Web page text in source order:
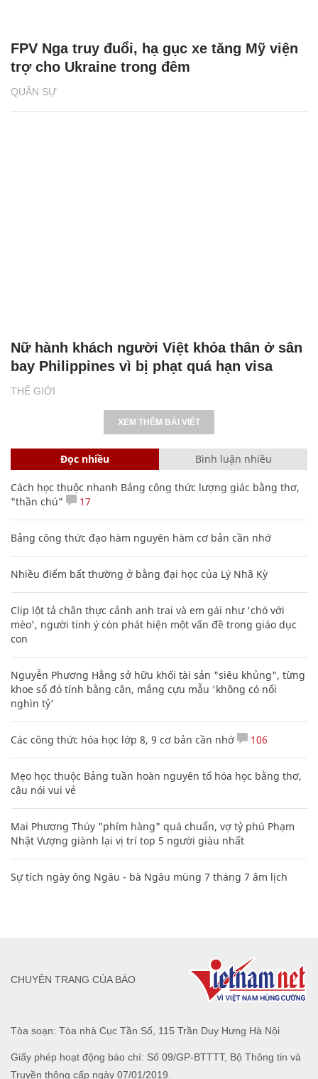
QUÂN SỰ
FPV Nga truy đuổi, hạ gục xe tăng Mỹ viện
trợ cho Ukraine trong đêm
THẾ GIỚI
Nữ hành khách người Việt khỏa thân ở sân
bay Philippines vì bị phạt quá hạn visa
XEM THÊM BÀI VIẾT
Đọc nhiều Bình luận nhiều
Cách học thuộc nhanh Bảng công thức lượng giác bằng thơ,
"thần chú"
17
Bảng công thức đạo hàm nguyên hàm cơ bản cần nhớ
Nhiều điểm bất thường ở bằng đại học của Lý Nhã Kỳ
Clip lột tả chân thực cảnh anh trai và em gái như 'chó với
mèo', người tinh ý còn phát hiện một vấn đề trong giáo dục
con
Nguyễn Phương Hằng sở hữu khối tài sản "siêu khủng", từng
khoe sổ đỏ tính bằng cân, mắng cựu mẫu 'không có nổi
nghìn tỷ'
Các công thức hóa học lớp 8, 9 cơ bản cần nhớ 106
Mẹo học thuộc Bảng tuần hoàn nguyên tố hóa học bằng thơ,
câu nói vui vẻ
Mai Phương Thúy "phím hàng" quá chuẩn, vợ tỷ phú Phạm
Nhật Vượng giành lại vị trí top 5 người giàu nhất
Sự tích ngày ông Ngâu - bà Ngâu mùng 7 tháng 7 âm lịch
Tòa soạn: Tòa nhà Cục Tần Số, 115 Trần Duy Hưng Hà Nội
Giấy phép hoạt động báo chí: Số 09/GP-BTTTT, Bộ Thông tin và
Truyền thông cấp ngày 07/01/2019.
CHUYÊN TRANG CỦA BÁO